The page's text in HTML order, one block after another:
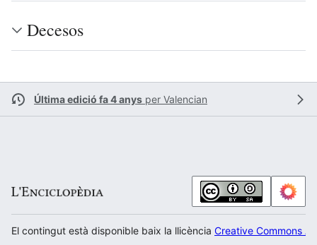
Decesos
Última edició fa 4 anys per Valencian
El contingut està disponible baix la llicència Creative Commons